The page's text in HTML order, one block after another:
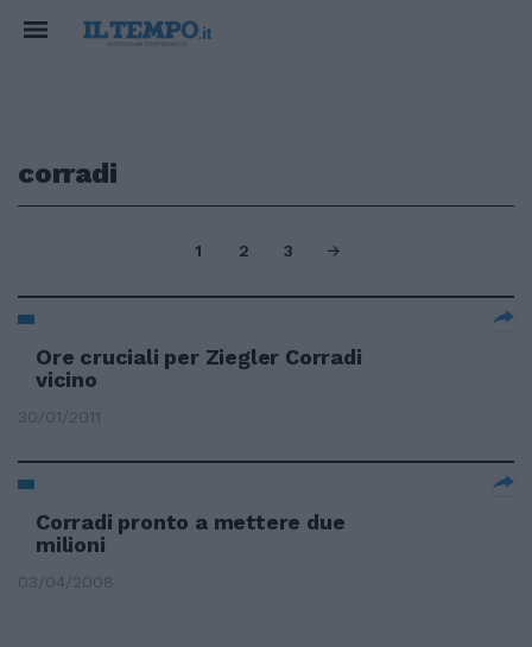
corradi
1 2 3
Ore cruciali per Ziegler Corradi
vicino
30/01/2011
Corradi pronto a mettere due
milioni
03/04/2008